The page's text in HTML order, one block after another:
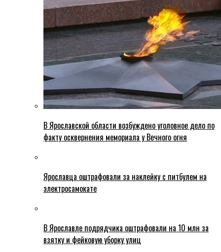
В Ярославской области возбуждено уголовное дело по
факту осквернения мемориала у Вечного огня
Ярославца оштрафовали за наклейку с питбулем на
электросамокате
В Ярославле подрядчика оштрафовали на 10 млн за
взятку и фейковую уборку улиц